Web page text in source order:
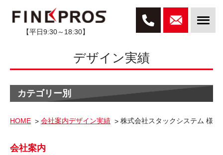
【平日9:30～18:30】
デザイン実績
カテゴリー別
HOME 会社案内デザイン実績 株式会社スタックシステム 様
会社案内